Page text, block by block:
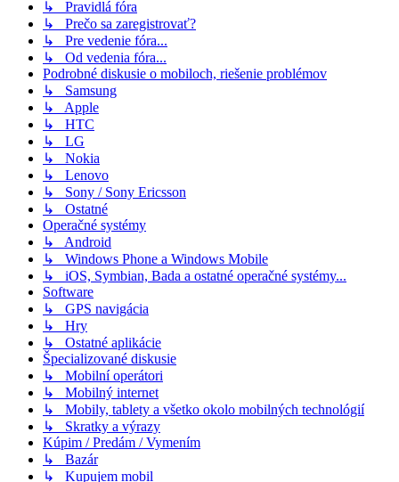
↳ Pravidlá fóra
↳ Prečo sa zaregistrovať?
↳ Pre vedenie fóra...
↳ Od vedenia fóra...
Podrobné diskusie o mobiloch, riešenie problémov
↳ Samsung
↳ Apple
↳ HTC
↳ LG
↳ Nokia
↳ Lenovo
↳ Sony / Sony Ericsson
↳ Ostatné
Operačné systémy
↳ Android
↳ Windows Phone a Windows Mobile
↳ iOS, Symbian, Bada a ostatné operačné systémy...
Software
↳ GPS navigácia
↳ Hry
↳ Ostatné aplikácie
Špecializované diskusie
↳ Mobilní operátori
↳ Mobilný internet
↳ Mobily, tablety a všetko okolo mobilných technológií
↳ Skratky a výrazy
Kúpim / Predám / Vymením
↳ Bazár
↳ Kupujem mobil